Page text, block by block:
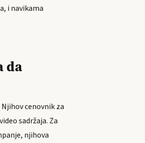
i navikama
da
cenovnik za
sadržaja. Za
njihova